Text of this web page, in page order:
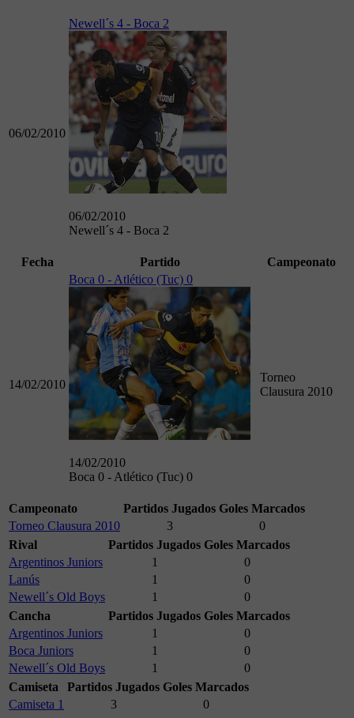
06/02/2010
Newell´s 4 - Boca 2
06/02/2010
Newell´s 4 - Boca 2
Fecha Partido Campeonato
14/02/2010
Boca 0 - Atlético (Tuc) 0
14/02/2010
Boca 0 - Atlético (Tuc) 0
Torneo
Clausura 2010
Campeonato Partidos Jugados Goles Marcados
Torneo Clausura 2010
3
0
Rival
Partidos Jugados Goles Marcados
Argentinos Juniors
1
0
Lanús
1
0
Newell´s Old Boys
1
0
Cancha
Partidos Jugados Goles Marcados
Argentinos Juniors
1
0
Boca Juniors
1
0
Newell´s Old Boys
1
0
Camiseta
Partidos Jugados Goles Marcados
Camiseta 1
3 0